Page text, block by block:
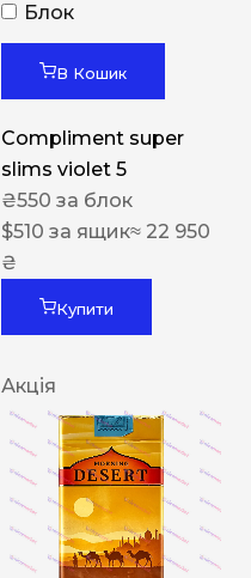
Блок
В Кошик
Compliment super
slims violet 5
₴550 за блок
$510 за ящик≈ 22 950
₴
Купити
Акція